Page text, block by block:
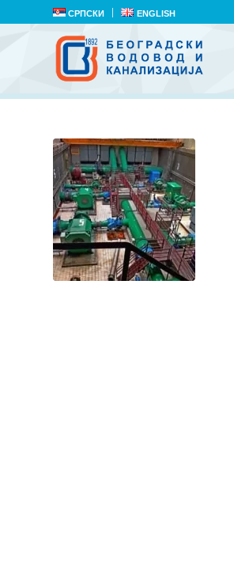
СРПСКИ ENGLISH